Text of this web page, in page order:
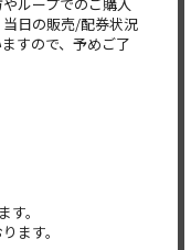
日の販売/配券状況
すので、予めご了
。
ます。